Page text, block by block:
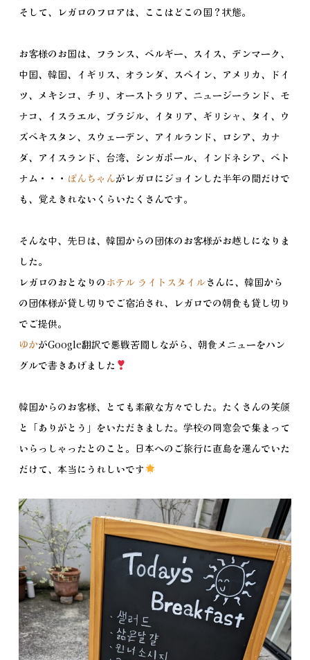
そして、レガロのフロアは、ここはどこの国？状態。
お客様のお国は、フランス、ベルギー、スイス、デンマーク、
中国、韓国、イギリス、オランダ、スペイン、アメリカ、ドイ
ツ、メキシコ、チリ、オーストラリア、ニュージーランド、モ
ナコ、イスラエル、ブラジル、イタリア、ギリシャ、タイ、ウ
ズベキスタン、スウェーデン、アイルランド、ロシア、カナ
ダ、アイスランド、台湾、シンガポール、インドネシア、ベト
ナム・・・ ぽんちゃんがレガロにジョインした半年の間だけで
も、覚えきれないくらいたくさんです。
そんな中、先日は、韓国からの団体のお客様がお越しになりま
した。
レガロのおとなりの ホテル ライトスタイルさんに、韓国から
の団体様が貸し切りでご宿泊され、レガロでの朝食も貸し切り
でご提供。
ゆかがGoogle翻訳で悪戦苦闘しながら、朝食メニューをハン
グルで書きあげました
韓国からのお客様、とても素敵な方々でした。たくさんの笑顔
と「ありがとう」をいただきました。学校の同窓会で集まって
いらっしゃったとのこと。日本へのご旅行に直島を選んでいた
だけて、本当にうれしいです